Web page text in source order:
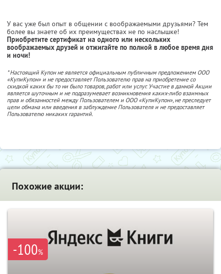
У вас уже был опыт в общении с воображаемыми друзьями? Тем
более вы знаете об их преимуществах не по наслышке!
Приобретите сертификат на одного или нескольких
воображаемых друзей и отжигайте по полной в любое время дня
и ночи!
* Настоящий Купон не является официальным публичным предложением ООО
«КупиКупон» и не предоставляет Пользователю прав на приобретение со
скидкой каких бы то ни было товаров, работ или услуг. Участие в данной Акции
является шуточным и не подразумевает возникновения каких-либо взаимных
прав и обязанностей между Пользователем и ООО «КупиКупон», не преследует
цели обмана или введения в заблуждение Пользователя и не предоставляет
Пользователю никаких гарантий.
Похожие акции:
-100%